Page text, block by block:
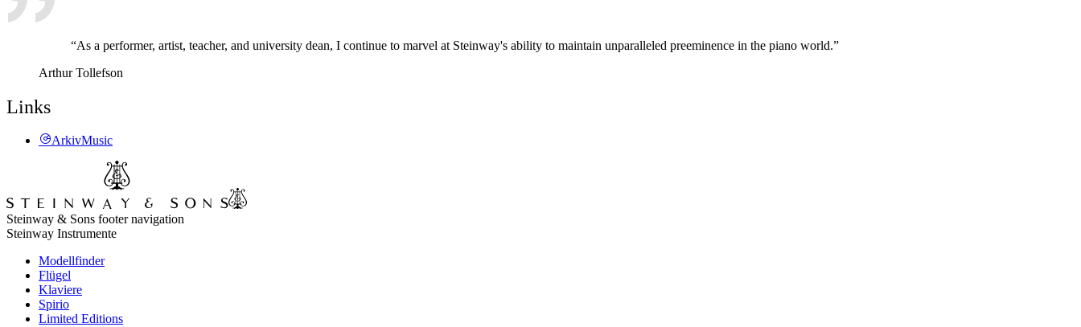
“As a performer, artist, teacher, and university dean, I continue to marvel at Steinway's ability to maintain unparalleled preeminence in the piano world.”
Arthur Tollefson
Links
ArkivMusic
Steinway & Sons footer navigation
Steinway Instrumente
Modellfinder
Flügel
Klaviere
Spirio
Limited Editions